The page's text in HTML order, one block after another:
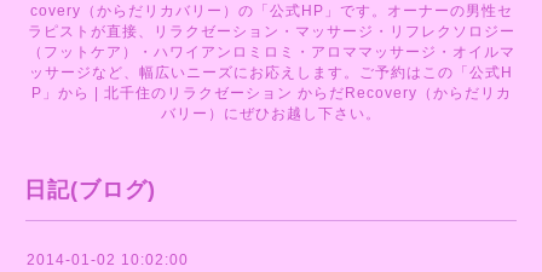
covery（からだリカバリー）の「公式HP」です。オーナーの男性セ
ラピストが直接、リラクゼーション・マッサージ・リフレクソロジー
（フットケア）・ハワイアンロミロミ・アロママッサージ・オイルマ
ッサージなど、幅広いニーズにお応えします。ご予約はこの「公式H
P」から | 北千住のリラクゼーション からだRecovery（からだリカ
バリー）にぜひお越し下さい。
日記(ブログ)
2014-01-02 10:02:00